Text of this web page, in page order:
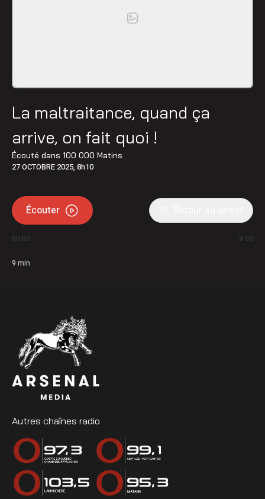
La maltraitance, quand ça
arrive, on fait quoi !
Écouté dans 100 000 Matins
27 OCTOBRE 2025, 8h10
Écouter
00:00 9:00
9 min
Autres chaînes radio